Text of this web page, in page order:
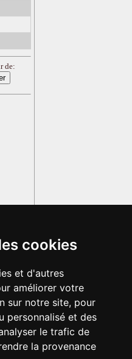
cookies
et d'autres
améliorer votre
sur notre site, pour
personnalisé et des
le trafic de
la provenance
de: